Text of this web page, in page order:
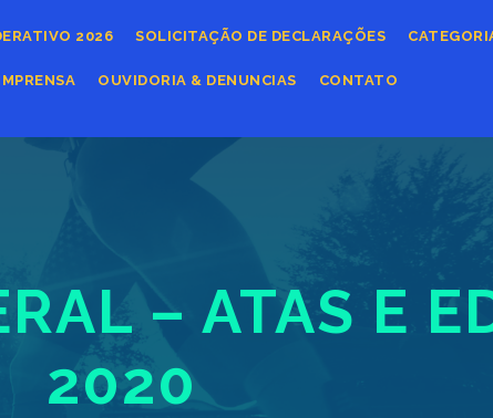
2026 SOLICITAÇÃO DE DECLARAÇÕES
OUVIDORIA & DENUNCIAS CONTATO
– ATAS E
2020